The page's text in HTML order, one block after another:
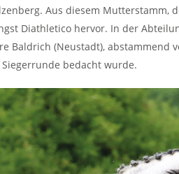
Aus diesem Mutterstamm,
Diathletico hervor. In der
Baldrich (Neustadt), abstammend
bedacht wurde.